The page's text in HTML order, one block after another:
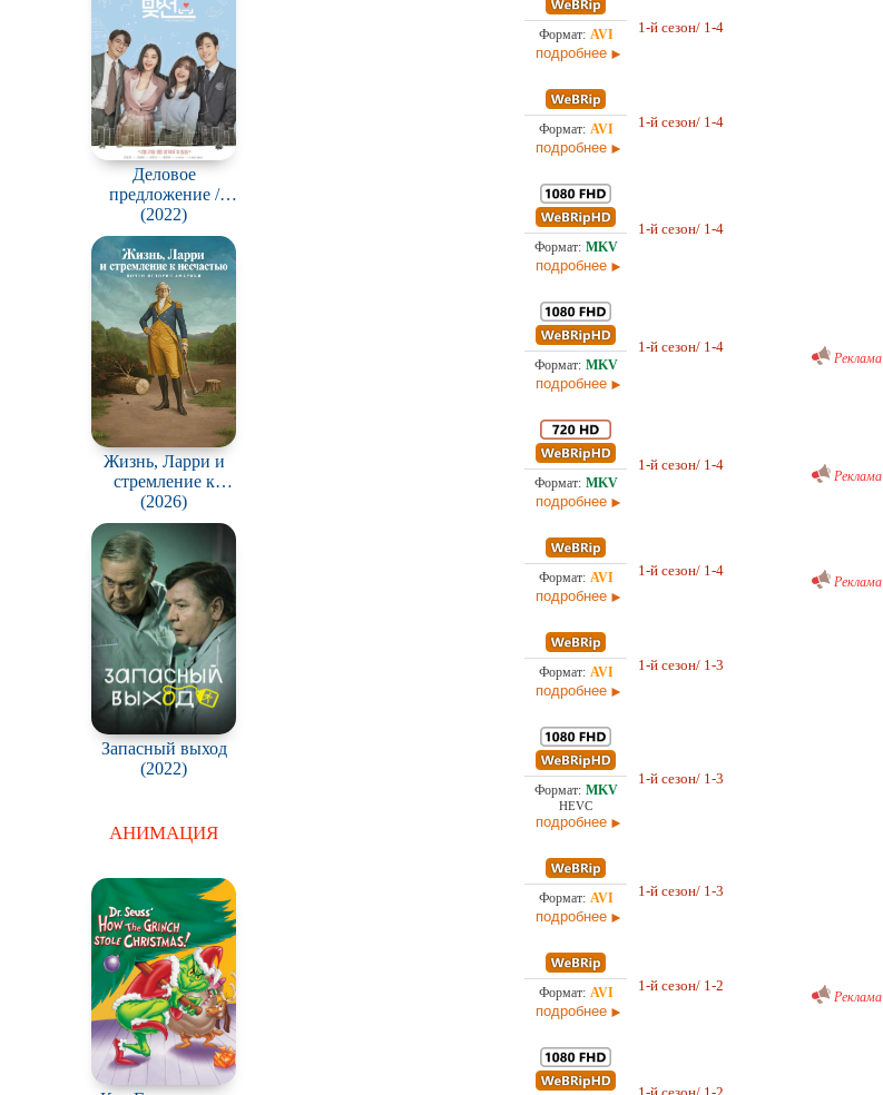
Деловое
предложение /
Sanae matseon
(2022)
Жизнь, Ларри и
стремление к
несчастью: Почти
история Америки /
Life, Larry and the
Pursuit of
Unhappiness: an
Almost History of
America
(2026)
Запасный выход
(2022)
АНИМАЦИЯ
подробнее
1-й сезон/ 1-4
подробнее
1-й сезон/ 1-4
подробнее
1-й сезон/ 1-4
подробнее
1-й сезон/ 1-4
Реклама
подробнее
1-й сезон/ 1-4
Реклама
подробнее
1-й сезон/ 1-4
Реклама
подробнее
1-й сезон/ 1-3
HEVC
подробнее
1-й сезон/ 1-3
подробнее
1-й сезон/ 1-3
подробнее
1-й сезон/ 1-2
Реклама